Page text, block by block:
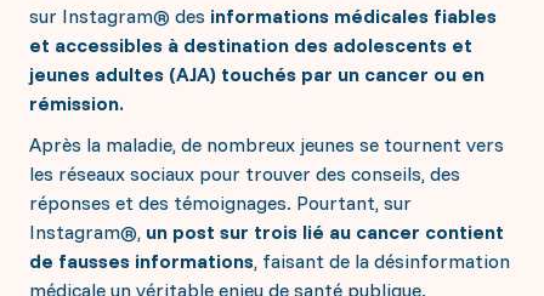
sur Instagram® des informations médicales fiables
et accessibles à destination des adolescents et
jeunes adultes (AJA) touchés par un cancer ou en
rémission.
Après la maladie, de nombreux jeunes se tournent vers
les réseaux sociaux pour trouver des conseils, des
réponses et des témoignages. Pourtant, sur
Instagram®, un post sur trois lié au cancer contient
de fausses informations, faisant de la désinformation
médicale un véritable enjeu de santé publique.